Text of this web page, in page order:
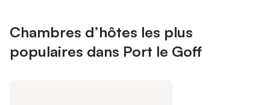
Chambres d’hôtes les plus
populaires dans Port le Goff